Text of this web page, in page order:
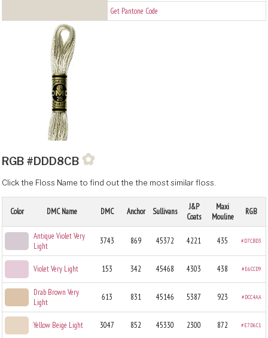
Get Pantone Code
RGB #DDD8CB ✿
Click the Floss Name to find out the the most similar floss.
Color DMC Name DMC Anchor Sullivans
J&P
Coats
Maxi
Mouline
RGB
Antique Violet Very
Light
3743 869 45372 4221 435 #D7CBD3
Violet Very Light 153 342 45468 4303 438 #E6CCD9
Drab Brown Very
Light
613 831 45146 5387 923 #DCC4AA
Yellow Beige Light 3047 852 45330 2300 872 #E7D6C1